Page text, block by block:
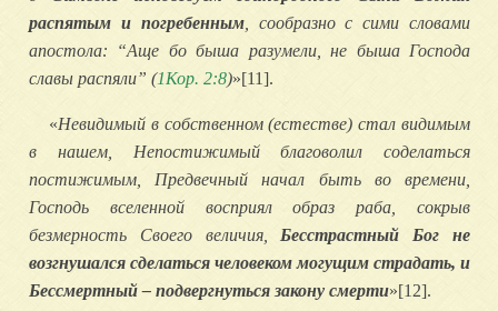
распятым и погребенным, сообразно с сими словами
апостола: “Аще бо быша разумели, не быша Господа
славы распяли” (1Кор. 2:8)»[11].
«Невидимый в собственном (естестве) стал видимым
в нашем, Непостижимый благоволил соделаться
постижимым, Предвечный начал быть во времени,
Господь вселенной восприял образ раба, сокрыв
безмерность Своего величия, Бесстрастный Бог не
возгнушался сделаться человеком могущим страдать, и
Бессмертный – подвергнуться закону смерти»[12].